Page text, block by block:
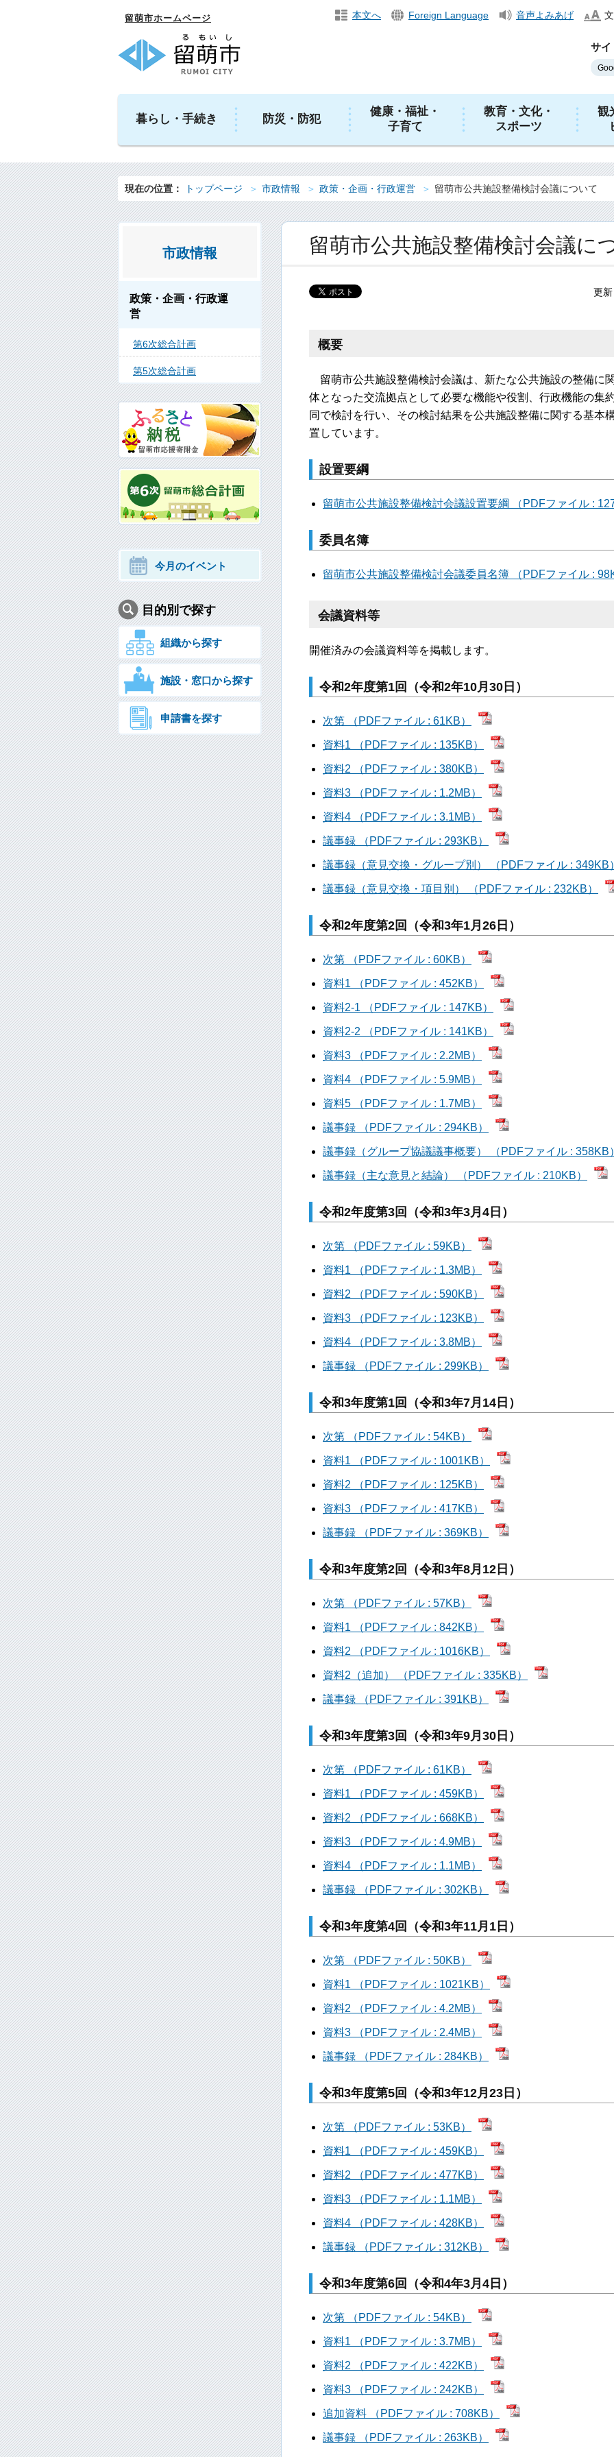
留萌市ホームページ 本文へ Foreign Language 音声よみあげ
サイ
暮らし・手続き 防災・防犯
健康・福祉・
子育て
教育・文化・
スポーツ
観
現在の位置： トップページ 市政情報 政策・企画・行政運営 留萌市公共施設整備検討会議について
留萌市公共施設整備検討会議に
更
概要
留萌市公共施設整備検討会議は、新たな公共施設の整備に
体となった交流拠点として必要な機能や役割、行政機能の集
同で検討を行い、その検討結果を公共施設整備に関する基本
置しています。
設置要綱
留萌市公共施設整備検討会議設置要綱 （PDFファイル :
委員名簿
留萌市公共施設整備検討会議委員名簿 （PDFファイル :
会議資料等
開催済みの会議資料等を掲載します。
令和2年度第1回（令和2年10月30日）
次第 （PDFファイル : 61KB）
資料1 （PDFファイル : 135KB）
資料2 （PDFファイル : 380KB）
資料3 （PDFファイル : 1.2MB）
資料4 （PDFファイル : 3.1MB）
議事録 （PDFファイル : 293KB）
議事録（意見交換・グループ別） （PDFファイル : 349KB
議事録（意見交換・項目別） （PDFファイル : 232KB）
令和2年度第2回（令和3年1月26日）
次第 （PDFファイル : 60KB）
資料1 （PDFファイル : 452KB）
資料2-1 （PDFファイル : 147KB）
資料2-2 （PDFファイル : 141KB）
資料3 （PDFファイル : 2.2MB）
資料4 （PDFファイル : 5.9MB）
資料5 （PDFファイル : 1.7MB）
議事録 （PDFファイル : 294KB）
議事録（グループ協議議事概要） （PDFファイル : 358KB
議事録（主な意見と結論） （PDFファイル : 210KB）
令和2年度第3回（令和3年3月4日）
次第 （PDFファイル : 59KB）
資料1 （PDFファイル : 1.3MB）
資料2 （PDFファイル : 590KB）
資料3 （PDFファイル : 123KB）
資料4 （PDFファイル : 3.8MB）
議事録 （PDFファイル : 299KB）
令和3年度第1回（令和3年7月14日）
次第 （PDFファイル : 54KB）
資料1 （PDFファイル : 1001KB）
資料2 （PDFファイル : 125KB）
資料3 （PDFファイル : 417KB）
議事録 （PDFファイル : 369KB）
令和3年度第2回（令和3年8月12日）
次第 （PDFファイル : 57KB）
資料1 （PDFファイル : 842KB）
資料2 （PDFファイル : 1016KB）
資料2（追加） （PDFファイル : 335KB）
議事録 （PDFファイル : 391KB）
令和3年度第3回（令和3年9月30日）
次第 （PDFファイル : 61KB）
資料1 （PDFファイル : 459KB）
資料2 （PDFファイル : 668KB）
資料3 （PDFファイル : 4.9MB）
資料4 （PDFファイル : 1.1MB）
議事録 （PDFファイル : 302KB）
令和3年度第4回（令和3年11月1日）
次第 （PDFファイル : 50KB）
資料1 （PDFファイル : 1021KB）
資料2 （PDFファイル : 4.2MB）
資料3 （PDFファイル : 2.4MB）
議事録 （PDFファイル : 284KB）
令和3年度第5回（令和3年12月23日）
次第 （PDFファイル : 53KB）
資料1 （PDFファイル : 459KB）
資料2 （PDFファイル : 477KB）
資料3 （PDFファイル : 1.1MB）
資料4 （PDFファイル : 428KB）
議事録 （PDFファイル : 312KB）
令和3年度第6回（令和4年3月4日）
次第 （PDFファイル : 54KB）
資料1 （PDFファイル : 3.7MB）
資料2 （PDFファイル : 422KB）
資料3 （PDFファイル : 242KB）
追加資料 （PDFファイル : 708KB）
議事録 （PDFファイル : 263KB）
市政情報
政策・企画・行政運
営
第6次総合計画
第5次総合計画
今月のイベント
目的別で探す
組織から探す
施設・窓口から探す
申請書を探す